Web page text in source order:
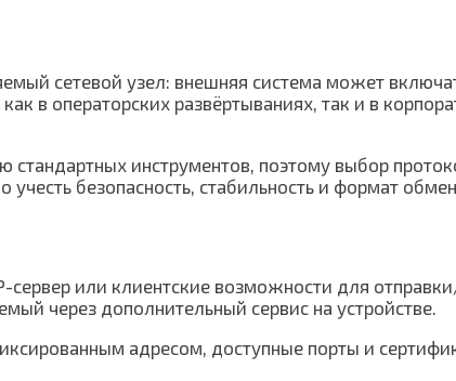
сетевой узел: внешняя система может
в операторских развёртываниях, так и в
стандартных инструментов, поэтому выбор
безопасность, стабильность и формат
или клиентские возможности для
через дополнительный сервис на устройстве.
адресом, доступные порты и